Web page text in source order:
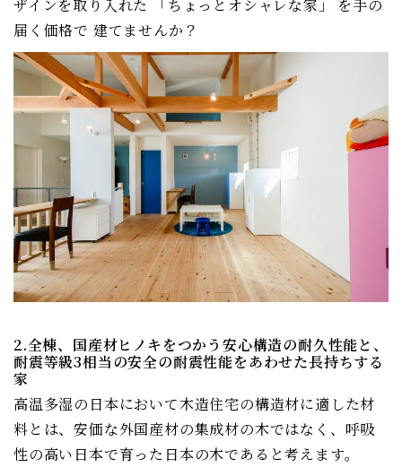
ザインを取り入れた 「ちょっとオシャレな家」 を手の
届く価格で 建てませんか？
2.全棟、国産材ヒノキをつかう安心構造の耐久性能と、
耐震等級3相当の安全の耐震性能をあわせた長持ちする
家
高温多湿の日本において木造住宅の構造材に適した材
料とは、安価な外国産材の集成材の木ではなく、呼吸
性の高い日本で育った日本の木であると考えます。